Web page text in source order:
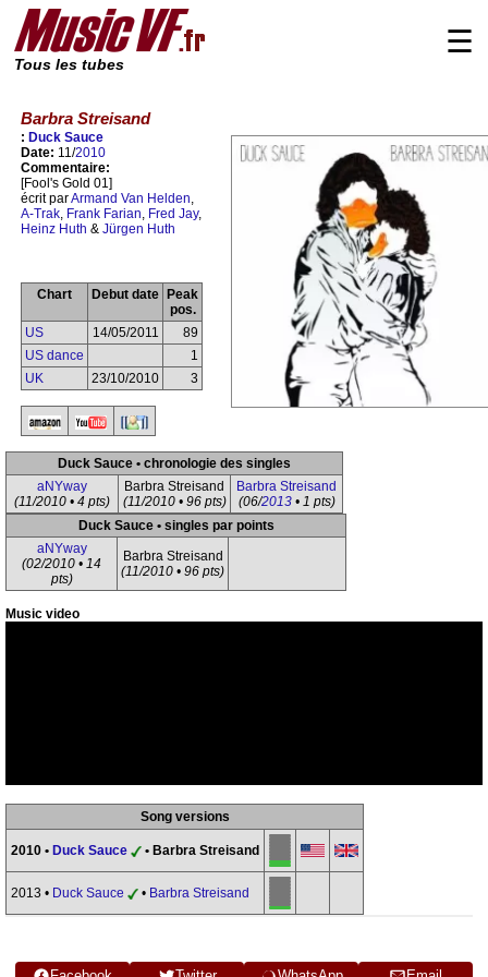
Tous les tubes
☰
Barbra Streisand
: Duck Sauce
Date: 11/2010
Commentaire:
[Fool's Gold 01]
écrit parArmand Van Helden,
A-Trak, Frank Farian, Fred Jay,
Heinz Huth & Jürgen Huth
Chart Debut date
Peak
pos.
US
14/05/2011
89
US dance
1
UK
23/10/2010 3
Duck Sauce • chronologie des singles
aNYway
(11/2010 • 4 pts)
Barbra Streisand
(11/2010 • 96 pts)
Barbra Streisand
(06/2013• 1 pts)
Duck Sauce • singles par points
aNYway
(02/2010 • 14
pts)
Barbra Streisand
(11/2010 • 96 pts)
Music video
Song versions
2010 • Duck Sauce • Barbra Streisand
2013 • Duck Sauce • Barbra Streisand